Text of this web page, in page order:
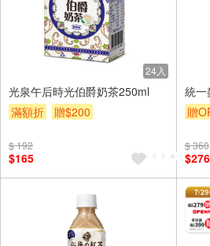
24入
光泉午后時光伯爵奶茶250ml
滿額折
贈$200
$ 192
$165
統一
贈
$ 360
$276